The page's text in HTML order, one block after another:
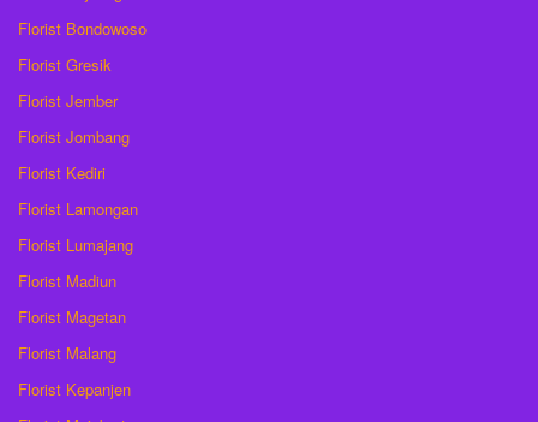
Florist Bondowoso
Florist Gresik
Florist Jember
Florist Jombang
Florist Kediri
Florist Lamongan
Florist Lumajang
Florist Madiun
Florist Magetan
Florist Malang
Florist Kepanjen